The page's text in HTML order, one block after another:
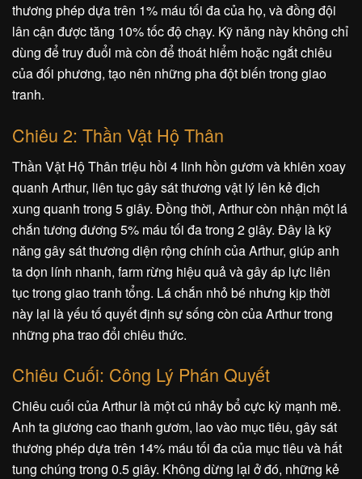
thương phép dựa trên 1% máu tối đa của họ, và đồng đội
lân cận được tăng 10% tốc độ chạy. Kỹ năng này không chỉ
dùng để truy đuổi mà còn để thoát hiểm hoặc ngắt chiêu
của đối phương, tạo nên những pha đột biến trong giao
tranh.
Chiêu 2: Thần Vật Hộ Thân
Thần Vật Hộ Thân triệu hồi 4 linh hồn gươm và khiên xoay
quanh Arthur, liên tục gây sát thương vật lý lên kẻ địch
xung quanh trong 5 giây. Đồng thời, Arthur còn nhận một lá
chắn tương đương 5% máu tối đa trong 2 giây. Đây là kỹ
năng gây sát thương diện rộng chính của Arthur, giúp anh
ta dọn lính nhanh, farm rừng hiệu quả và gây áp lực liên
tục trong giao tranh tổng. Lá chắn nhỏ bé nhưng kịp thời
này lại là yếu tố quyết định sự sống còn của Arthur trong
những pha trao đổi chiêu thức.
Chiêu Cuối: Công Lý Phán Quyết
Chiêu cuối của Arthur là một cú nhảy bổ cực kỳ mạnh mẽ.
Anh ta giương cao thanh gươm, lao vào mục tiêu, gây sát
thương phép dựa trên 14% máu tối đa của mục tiêu và hất
tung chúng trong 0.5 giây. Không dừng lại ở đó, những kẻ